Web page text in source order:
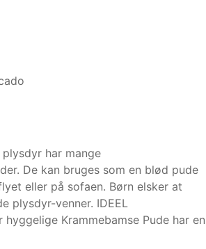
har mange
De kan bruges som en blød pude
eller på sofaen. Børn elsker at
plysdyr-venner. IDEEL
hyggelige Krammebamse Pude har en